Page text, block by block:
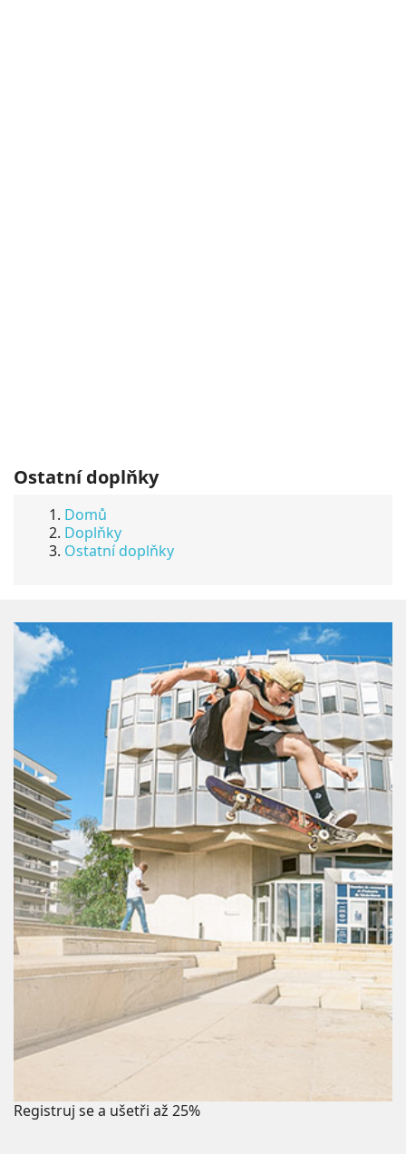
Ostatní doplňky
Domů
Doplňky
Ostatní doplňky
Registruj se a ušetři až 25%